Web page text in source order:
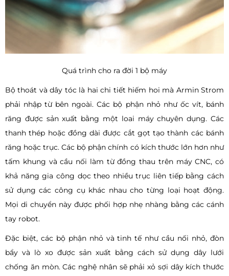
Quá trình cho ra đời 1 bộ máy
Bộ thoát và dây tóc là hai chi tiết hiếm hoi mà Armin Strom
phải nhập từ bên ngoài. Các bộ phận nhỏ như ốc vít, bánh
răng được sản xuất bằng một loai máy chuyên dụng. Các
thanh thép hoặc đồng dài được cắt gọt tạo thành các bánh
răng hoặc trục. Các bộ phận chính có kích thước lớn hơn như
tấm khung và cầu nối làm từ đồng thau trên máy CNC, có
khả năng gia công dọc theo nhiều trục liên tiếp bằng cách
sử dụng các công cụ khác nhau cho từng loại hoạt động.
Mọi di chuyển này được phối hợp nhẹ nhàng bằng các cánh
tay robot.
Đặc biệt, các bộ phận nhỏ và tinh tế như cầu nối nhỏ, đòn
bẩy và lò xo được sản xuất bằng cách sử dụng dây lưới
chống ăn mòn. Các nghệ nhân sẽ phải xỏ sợi dây kích thước